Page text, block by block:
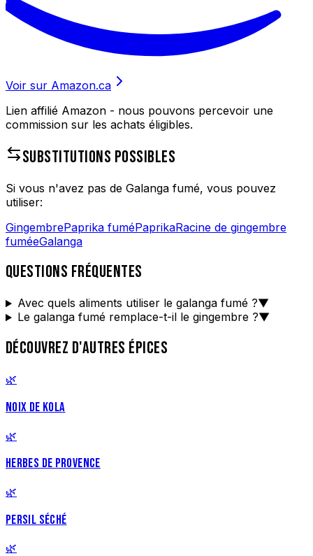
Voir sur Amazon.ca
Lien affilié Amazon - nous pouvons percevoir une
commission sur les achats éligibles.
SUBSTITUTIONS POSSIBLES
Si vous n'avez pas de Galanga fumé, vous pouvez
utiliser:
GingembrePaprika fuméPaprikaRacine de gingembre
fuméeGalanga
QUESTIONS FRÉQUENTES
Avec quels aliments utiliser le galanga fumé ?▼
Le galanga fumé remplace-t-il le gingembre ?▼
DÉCOUVREZ D'AUTRES ÉPICES
🌿
NOIX DE KOLA
🌿
HERBES DE PROVENCE
🌿
PERSIL SÉCHÉ
🌿